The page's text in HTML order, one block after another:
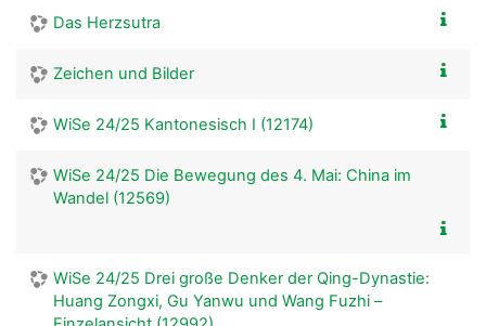
Das Herzsutra
Zeichen und Bilder
WiSe 24/25 Kantonesisch I (12174)
WiSe 24/25 Die Bewegung des 4. Mai: China im
Wandel (12569)
WiSe 24/25 Drei große Denker der Qing-Dynastie:
Huang Zongxi, Gu Yanwu und Wang Fuzhi –